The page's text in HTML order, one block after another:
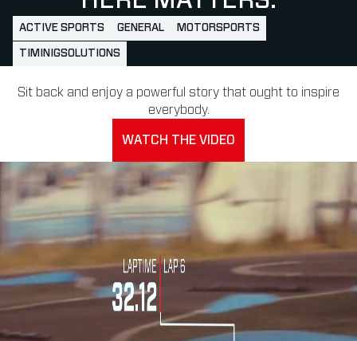
ACTIVE SPORTS GENERAL MOTORSPORTS
TIMINIGSOLUTIONS
Sit back and enjoy a powerful story that ought to inspire
everybody.
WATCH THE VIDEO